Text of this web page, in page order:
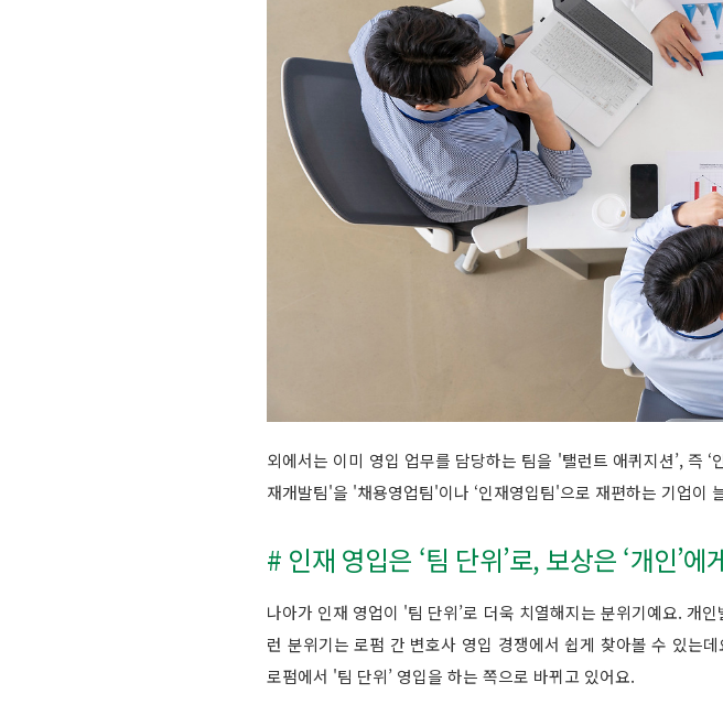
외에서는 이미 영입 업무를 담당하는 팀을 '탤런트 애퀴지션’, 즉
재개발팀'을 '채용영업팀'이나 ‘인재영입팀'으로 재편하는 기업이
# 인재 영입은 ‘팀 단위’로, 보상은 ‘개인’에
나아가 인재 영업이 '팀 단위’로 더욱 치열해지는 분위기예요. 개
런 분위기는 로펌 간 변호사 영입 경쟁에서 쉽게 찾아볼 수 있는
로펌에서 '팀 단위’ 영입을 하는 쪽으로 바뀌고 있어요.